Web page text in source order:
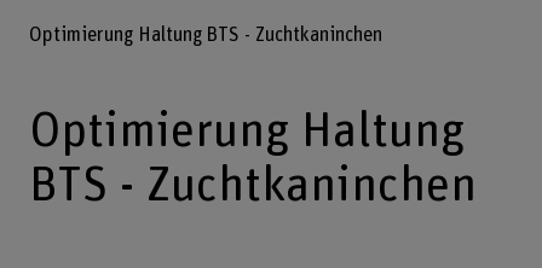
Optimierung Haltung BTS - Zuchtkaninchen
Optimierung Haltung
BTS - Zuchtkaninchen